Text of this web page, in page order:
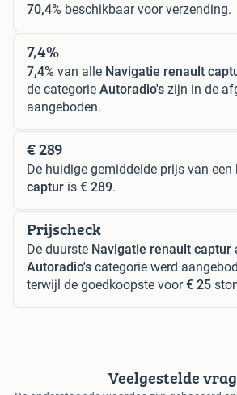
70,4% beschikbaar voor verzending.
7,4%
7,4% van alle Navigatie renault
de categorie Autoradio's zijn in de
aangeboden.
€ 289
De huidige gemiddelde prijs van een
captur is € 289.
Prijscheck
De duurste Navigatie renault captur
Autoradio's categorie werd
terwijl de goedkoopste voor€ 25
Veelgestelde